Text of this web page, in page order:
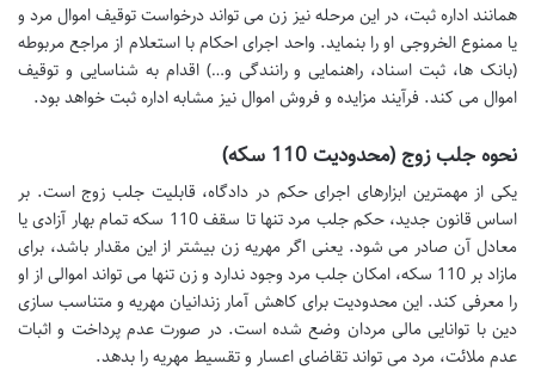
همانند اداره ثبت، در این مرحله نیز زن می تواند درخواست توقیف اموال مرد و
یا ممنوع الخروجی او را بنماید. واحد اجرای احکام با استعلام از مراجع مربوطه
(بانک ها، ثبت اسناد، راهنمایی و رانندگی و…) اقدام به شناسایی و توقیف
اموال می کند. فرآیند مزایده و فروش اموال نیز مشابه اداره ثبت خواهد بود.
نحوه جلب زوج (محدودیت 110 سکه)
یکی از مهمترین ابزارهای اجرای حکم در دادگاه، قابلیت جلب زوج است. بر
اساس قانون جدید، حکم جلب مرد تنها تا سقف 110 سکه تمام بهار آزادی یا
معادل آن صادر می شود. یعنی اگر مهریه زن بیشتر از این مقدار باشد، برای
مازاد بر 110 سکه، امکان جلب مرد وجود ندارد و زن تنها می تواند اموالی از او
را معرفی کند. این محدودیت برای کاهش آمار زندانیان مهریه و متناسب سازی
دین با توانایی مالی مردان وضع شده است. در صورت عدم پرداخت و اثبات
عدم ملائت، مرد می تواند تقاضای اعسار و تقسیط مهریه را بدهد.